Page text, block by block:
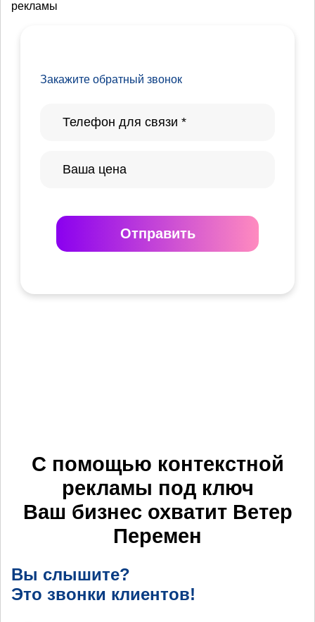
рекламы
Закажите обратный звонок
Отправить
С помощью контекстной
рекламы под ключ
Ваш бизнес охватит Ветер
Перемен
Вы слышите?
Это звонки клиентов!